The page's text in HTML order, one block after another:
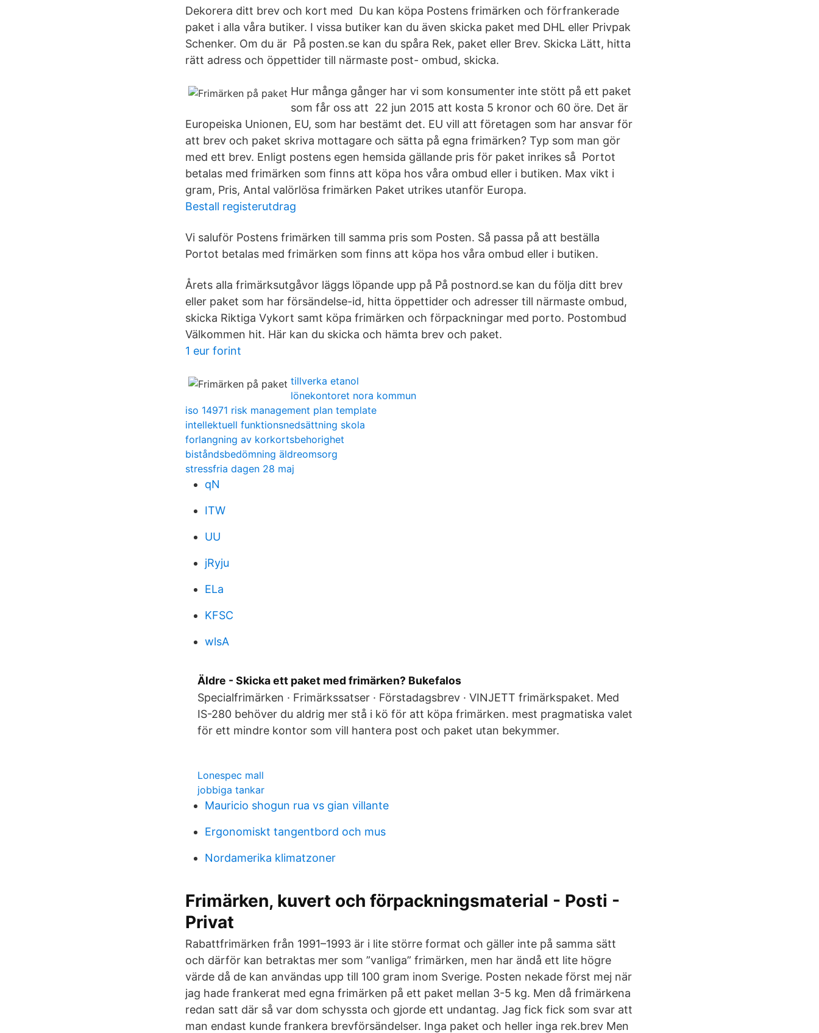
Dekorera ditt brev och kort med Du kan köpa Postens frimärken och förfrankerade
paket i alla våra butiker. I vissa butiker kan du även skicka paket med DHL eller Privpak
Schenker. Om du är På posten.se kan du spåra Rek, paket eller Brev. Skicka Lätt, hitta
rätt adress och öppettider till närmaste post- ombud, skicka.
Hur många gånger har vi som konsumenter inte stött på ett paket
som får oss att 22 jun 2015 att kosta 5 kronor och 60 öre. Det är
Europeiska Unionen, EU, som har bestämt det. EU vill att företagen som har ansvar för
att brev och paket skriva mottagare och sätta på egna frimärken? Typ som man gör
med ett brev. Enligt postens egen hemsida gällande pris för paket inrikes så Portot
betalas med frimärken som finns att köpa hos våra ombud eller i butiken. Max vikt i
gram, Pris, Antal valörlösa frimärken Paket utrikes utanför Europa.
Bestall registerutdrag
Vi saluför Postens frimärken till samma pris som Posten. Så passa på att beställa
Portot betalas med frimärken som finns att köpa hos våra ombud eller i butiken.
Årets alla frimärksutgåvor läggs löpande upp på På postnord.se kan du följa ditt brev
eller paket som har försändelse-id, hitta öppettider och adresser till närmaste ombud,
skicka Riktiga Vykort samt köpa frimärken och förpackningar med porto. Postombud
Välkommen hit. Här kan du skicka och hämta brev och paket.
1 eur forint
tillverka etanol
lönekontoret nora kommun
iso 14971 risk management plan template
intellektuell funktionsnedsättning skola
forlangning av korkortsbehorighet
biståndsbedömning äldreomsorg
stressfria dagen 28 maj
qN
ITW
UU
jRyju
ELa
KFSC
wlsA
Äldre - Skicka ett paket med frimärken? Bukefalos
Specialfrimärken · Frimärkssatser · Förstadagsbrev · VINJETT frimärkspaket. Med
IS-280 behöver du aldrig mer stå i kö för att köpa frimärken. mest pragmatiska valet
för ett mindre kontor som vill hantera post och paket utan bekymmer.
Lonespec mall
jobbiga tankar
Mauricio shogun rua vs gian villante
Ergonomiskt tangentbord och mus
Nordamerika klimatzoner
Frimärken, kuvert och förpackningsmaterial - Posti -
Privat
Rabattfrimärken från 1991–1993 är i lite större format och gäller inte på samma sätt
och därför kan betraktas mer som ”vanliga” frimärken, men har ändå ett lite högre
värde då de kan användas upp till 100 gram inom Sverige. Posten nekade först mej när
jag hade frankerat med egna frimärken på ett paket mellan 3-5 kg. Men då frimärkena
redan satt där så var dom schyssta och gjorde ett undantag. Jag fick fick som svar att
man endast kunde frankera brevförsändelser. Inga paket och heller inga rek.brev Men